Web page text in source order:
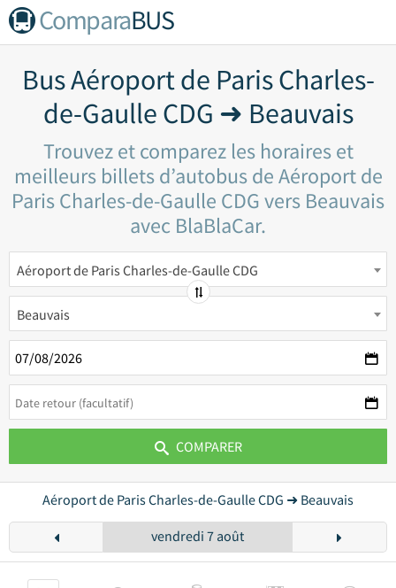
ComparaBUS
Bus Aéroport de Paris Charles-
de-Gaulle CDG ➜ Beauvais
Trouvez et comparez les horaires et
meilleurs billets d’autobus de Aéroport de
Paris Charles-de-Gaulle CDG vers Beauvais
avec BlaBlaCar.
Aéroport de Paris Charles-de-Gaulle CDG
Beauvais
COMPARER
Aéroport de Paris Charles-de-Gaulle CDG ➜ Beauvais
vendredi 7 août